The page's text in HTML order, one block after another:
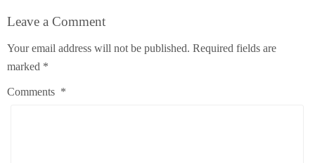
Leave a Comment
Your email address will not be published. Required fields are
marked *
Comments *